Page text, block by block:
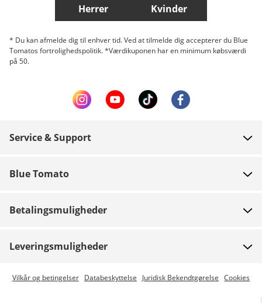
Herrer Kvinder
* Du kan afmelde dig til enhver tid. Ved at tilmelde dig accepterer du Blue
Tomatos fortrolighedspolitik. *Værdikuponen har en minimum købsværdi
på 50.
Service & Support
Betaling
Retur
Track din ordre
Blue Tomato
Blue World
Betalingsmuligheder
Leveringsmuligheder
Express levering er mulig
Vilkår og betingelser Databeskyttelse Juridisk Bekendtgørelse Cookies